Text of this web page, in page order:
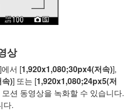
상
]에서 [1,920x1,080;30px4(저속)],
)] 또는 [1,920x1,080;24px5(저
션 동영상을 녹화할 수 있습니다.
다.